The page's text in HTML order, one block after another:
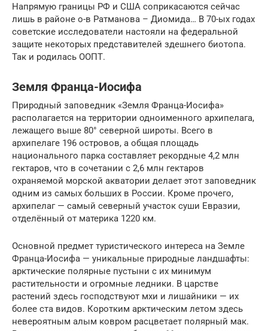
Напрямую границы РФ и США соприкасаются сейчас
лишь в районе о-в Ратманова – Диомида… В 70-ых годах
советские исследователи настояли на федеральной
защите некоторых представителей здешнего биотопа.
Так и родилась ООПТ.
Земля Франца-Иосифа
Природный заповедник «Земля Франца-Иосифа»
располагается на территории одноименного архипелага,
лежащего выше 80° северной широты. Всего в
архипелаге 196 островов, а общая площадь
национального парка составляет рекордные 4,2 млн
гектаров, что в сочетании с 2,6 млн гектаров
охраняемой морской акватории делает этот заповедник
одним из самых больших в России. Кроме прочего,
архипелаг — самый северный участок суши Евразии,
отделённый от материка 1220 км.
Основной предмет туристического интереса на Земле
Франца-Иосифа — уникальные природные ландшафты:
арктические полярные пустыни с их минимум
растительности и огромные ледники. В царстве
растений здесь господствуют мхи и лишайники — их
более ста видов. Коротким арктическим летом здесь
невероятным алым ковром расцветает полярный мак.